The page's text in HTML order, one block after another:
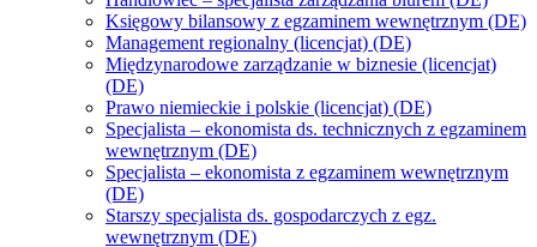
Księgowy bilansowy z egzaminem wewnętrznym (DE)
Management regionalny (licencjat) (DE)
Międzynarodowe zarządzanie w biznesie (licencjat)
(DE)
Prawo niemieckie i polskie (licencjat) (DE)
Specjalista – ekonomista ds. technicznych z egzaminem
wewnętrznym (DE)
Specjalista – ekonomista z egzaminem wewnętrznym
(DE)
Starszy specjalista ds. gospodarczych z egz.
wewnętrznym (DE)